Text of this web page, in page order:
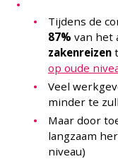
Tijdens de
87% van het
zakenreizen
op oude
Veel
minder te
Maar door
langzaam
niveau)